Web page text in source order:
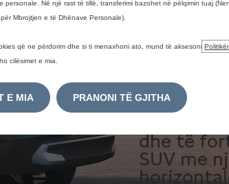
Një
dhe i
C3
dhe të
SUV me
personale. Në një rast të tillë, transferimi bazohet në pëlqimin tuaj
Mbrojtjen e të Dhënave Personale).
që ne përdorim dhe si ti menaxhoni ato, mund të aksesoni
cilësimet e mia.
E MIA PRANONI TË GJITHA